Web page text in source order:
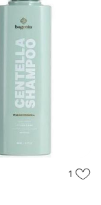
1